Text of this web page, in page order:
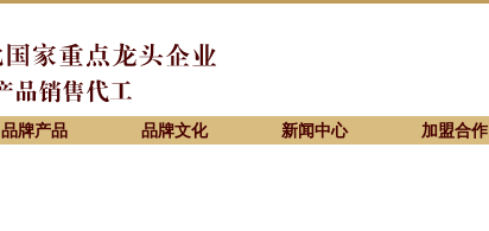
品牌产品 品牌文化 新闻中心 加盟合作